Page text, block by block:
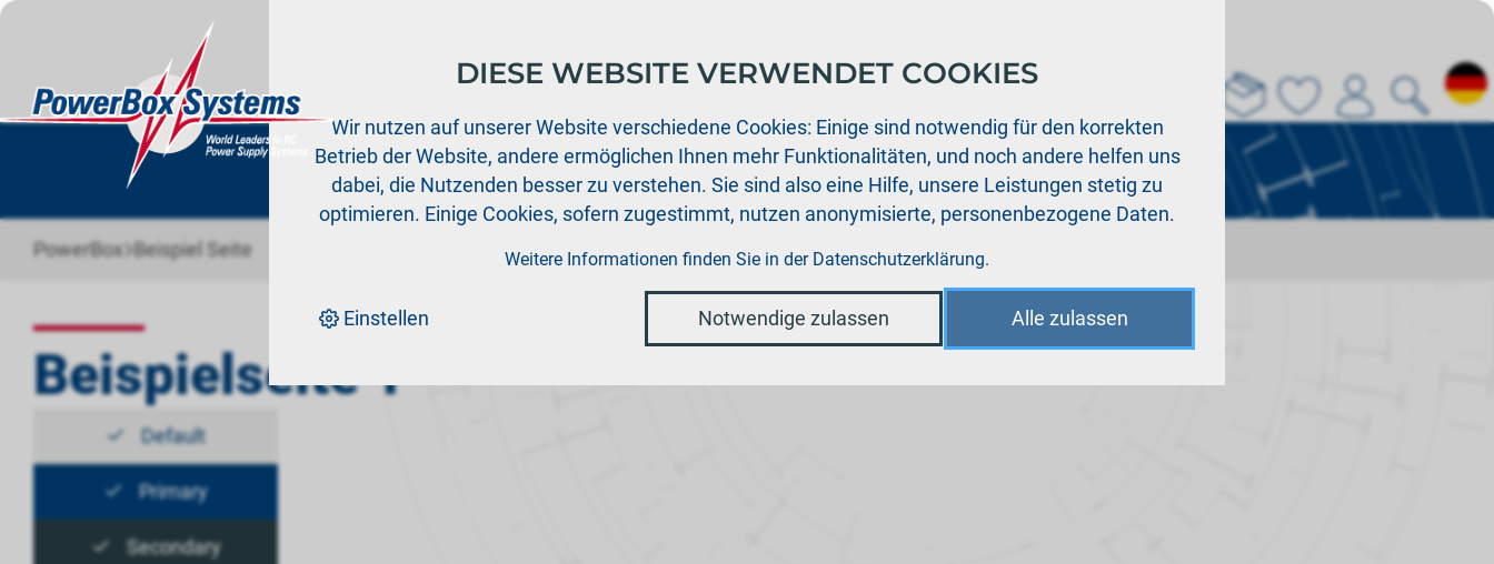
Produkte Support Aktuelles Händler Downloads Über uns
PowerBox›Beispiel Seite
Beispielseite 1 -
Default
Primary
Secondary
DIESE WEBSITE VERWENDET COOKIES
Wir nutzen auf unserer Website verschiedene Cookies: Einige sind notwendig für den korrekten
Betrieb der Website, andere ermöglichen Ihnen mehr Funktionalitäten, und noch andere helfen uns
dabei, die Nutzenden besser zu verstehen. Sie sind also eine Hilfe, unsere Leistungen stetig zu
optimieren. Einige Cookies, sofern zugestimmt, nutzen anonymisierte, personenbezogene Daten.
Weitere Informationen finden Sie in der Datenschutzerklärung.
Einstellen Notwendige zulassen Alle zulassen